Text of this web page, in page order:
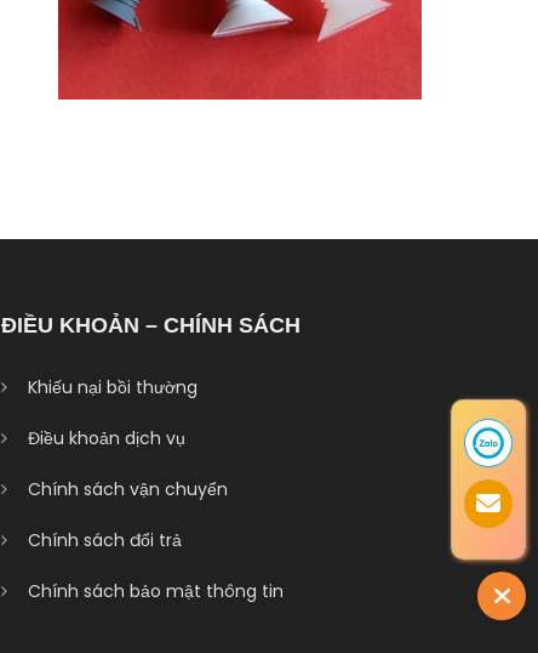
ĐIỀU KHOẢN – CHÍNH SÁCH
Khiếu nại bồi thường
Điều khoản dịch vụ
Chính sách vận chuyển
Chính sách đổi trả
Chính sách bảo mật thông tin